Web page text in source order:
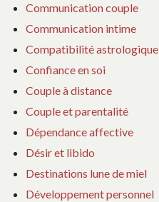
Communication couple
Communication intime
Compatibilité astrologique
Confiance en soi
Couple à distance
Couple et parentalité
Dépendance affective
Désir et libido
Destinations lune de miel
Développement personnel